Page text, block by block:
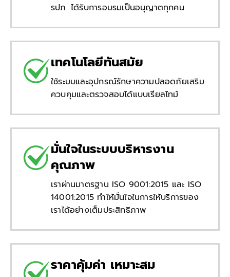
รปภ. ได้รับการอบรมเป็นอนุญาตทุกคน
เทคโนโลยีทันสมัย
ใช้ระบบและอุปกรณ์รักษาความปลอดภัยเสริม
ควบคุมและตรวจสอบได้แบบเรียลไทม์
มั่นใจในระบบบริหารงาน
คุณภาพ
เราผ่านมาตรฐาน ISO 9001:2015 และ ISO
14001:2015 ทำให้มั่นใจในการให้บริการของ
เราได้อย่างเต็มประสิทธิภาพ
ราคาคุ้มค่า เหมาะสม